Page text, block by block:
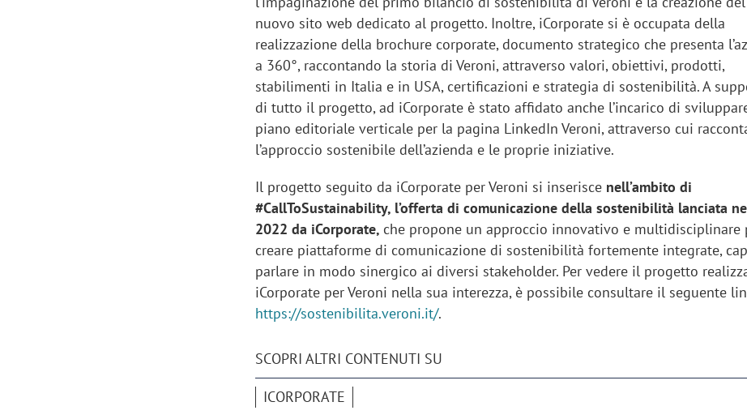
nuovo sito web dedicato al progetto. Inoltre, iCorporate si è occupata della
realizzazione della brochure corporate, documento strategico che presenta
a 360°, raccontando la storia di Veroni, attraverso valori, obiettivi, prodotti,
stabilimenti in Italia e in USA, certificazioni e strategia di sostenibilità. A
di tutto il progetto, ad iCorporate è stato affidato anche l’incarico di
piano editoriale verticale per la pagina LinkedIn Veroni, attraverso cui
l’approccio sostenibile dell’azienda e le proprie iniziative.
Il progetto seguito da iCorporate per Veroni si inserisce nell’ambito di
#CallToSustainability, l’offerta di comunicazione della sostenibilità lanciata
2022 da iCorporate, che propone un approccio innovativo e multidisciplinare
creare piattaforme di comunicazione di sostenibilità fortemente integrate,
parlare in modo sinergico ai diversi stakeholder. Per vedere il progetto
iCorporate per Veroni nella sua interezza, è possibile consultare il seguente
https://sostenibilita.veroni.it/.
SCOPRI ALTRI CONTENUTI SU
ICORPORATE
Emanuele Viora di Deloitte Digital: